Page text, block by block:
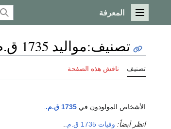
القائمة الرئيسية
المعرفة
تصنيف:مواليد 1735 ق.م.
تصنيف ناقش هذه الصفحة
الأشخاص المولودون في 1735 ق.م.
انظر أيضاً: وفيات 1735 ق.م.